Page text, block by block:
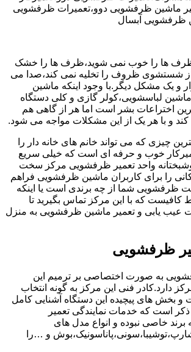
ماشین ظرفشویی دوو،تعمیرات ظرفشویی
ظرفشویی آبسال
ها را خوب نمی شوید،ظرف ها را خشک
شستشوی ظروف را تخلیه نمی کند،صدا می
و یک مشکل دیگر.با وجود اینکه ماشین
لباسشویی،کولر گازی و کلی دستگاه
اختراعات بشر است اما هر از گاهی هم
کند و با هر یک از این مشکلات مواجه می شود.
چیزی که می تواند خانم های خانه دار را
خوب و حرفه ای است که خیلی سریع
واحد تعمیر ظرفشویی مرکز سخت
را برای کاربران ماشین ظرفشویی فراهم
ظرفشویی شما از چه برندی است یا اینکه
که با این مرکز تماس بگیرید تا
عیب یابی و تعمیر ماشین ظرفشویی به منزل
ظرفشویی
به صورت اختصاصی بر ترمیم این
دارد.کادر فنی این مرکز به گونه انتخاب
و بخش های پیچیده این دستگاه آشنایی کامل
ذکر است که خدمات نمایندگی تعمیر
خاصی نبوده و انواع مدل های
و …را